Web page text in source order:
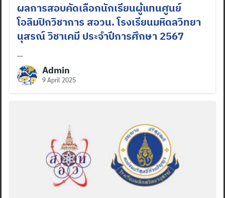
ผลการสอบคัดเลือกนักเรียนผู้แทนศูนย์
โอลิมปิกวิชาการ สอวน. โรงเรียนมหิดลวิทยา
นุสรณ์ วิชาเคมี ประจำปีการศึกษา 2567
…
Admin
9 April 2025